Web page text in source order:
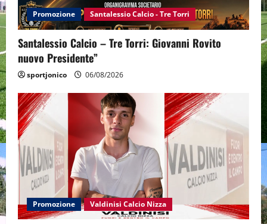
Promozione Santalessio Calcio - Tre Torri
Santalessio Calcio – Tre Torri: Giovanni Rovito
nuovo Presidente”
sportjonico 06/08/2026
Promozione Valdinisi Calcio Nizza